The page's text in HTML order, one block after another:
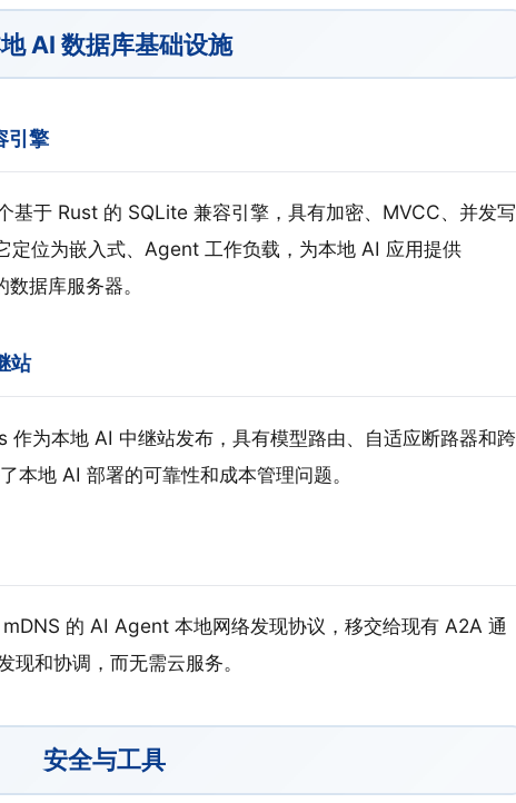
AI 数据库基础设施
引擎
基于 Rust 的 SQLite 兼容引擎，具有加密、MVCC、并发写
定位为嵌入式、Agent 工作负载，为本地 AI 应用提供
据库服务器。
站
为本地 AI 中继站发布，具有模型路由、自适应断路器和跨
本地 AI 部署的可靠性和成本管理问题。
的 AI Agent 本地网络发现协议，移交给现有 A2A 通
和协调，而无需云服务。
安全与工具